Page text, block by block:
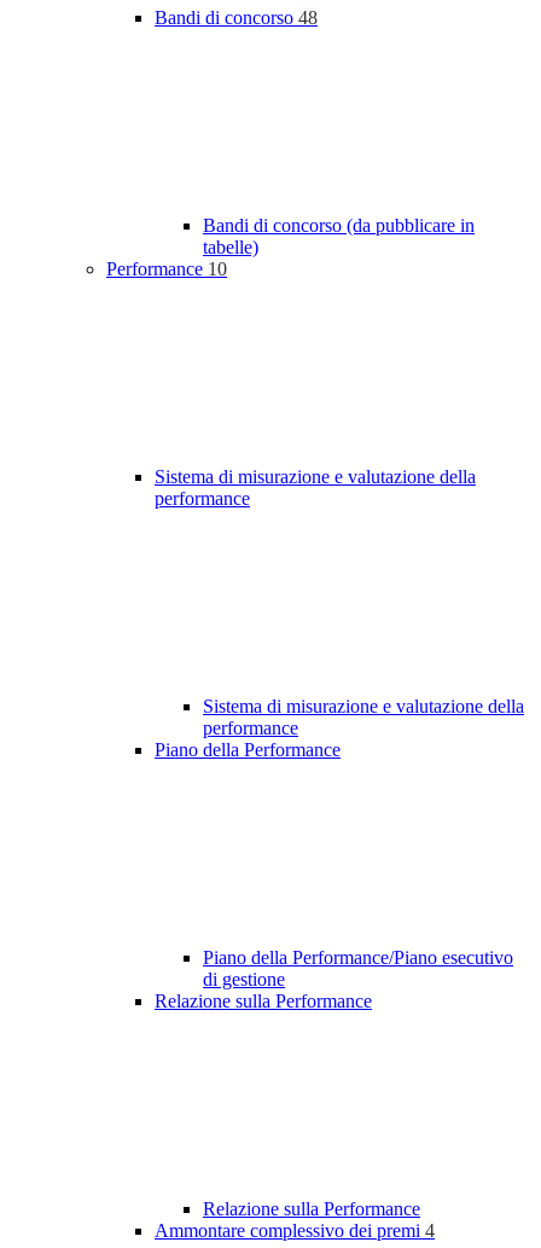
Bandi di concorso 48
Bandi di concorso (da pubblicare in
tabelle)
Performance 10
Sistema di misurazione e valutazione della
performance
Sistema di misurazione e valutazione della
performance
Piano della Performance
Piano della Performance/Piano esecutivo
di gestione
Relazione sulla Performance
Relazione sulla Performance
Ammontare complessivo dei premi 4